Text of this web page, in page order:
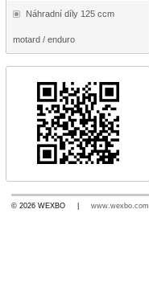
Náhradní díly 125 ccm
motard / enduro
© 2026 WEXBO | www.wexbo.com